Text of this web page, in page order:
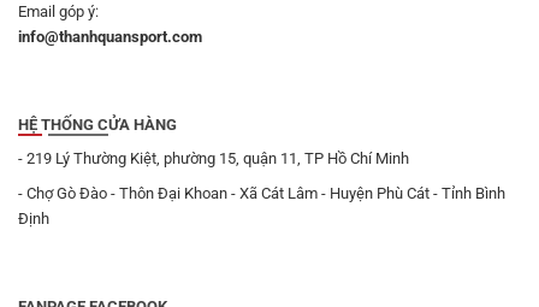
Email góp ý:
info@thanhquansport.com
HỆ THỐNG CỬA HÀNG
- 219 Lý Thường Kiệt, phường 15, quận 11, TP Hồ Chí Minh
- Chợ Gò Đào - Thôn Đại Khoan - Xã Cát Lâm - Huyện Phù Cát - Tỉnh Bình
Định